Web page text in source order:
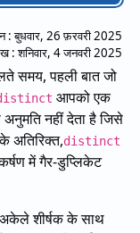
:बुधवार, 26 फ़रवरी 2025
:शनिवार, 4 जनवरी 2025
समय, पहली बात जो
आपको एक
नहीं देता है जिसे
अतिरिक्त,distinct
में गैर-डुप्लिकेट
शीर्षक के साथ